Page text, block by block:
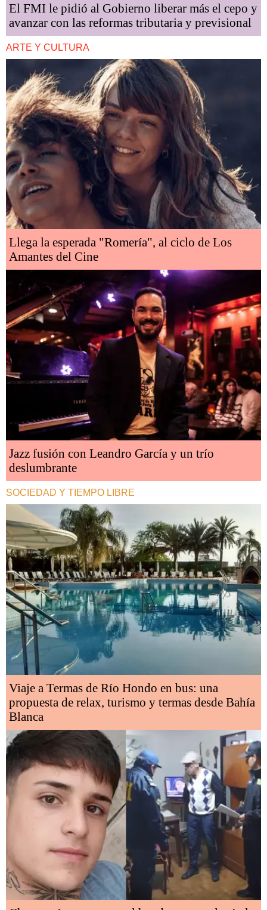
El FMI le pidió al Gobierno liberar más el cepo y
avanzar con las reformas tributaria y previsional
ARTE Y CULTURA
Llega la esperada "Romería", al ciclo de Los
Amantes del Cine
Jazz fusión con Leandro García y un trío
deslumbrante
SOCIEDAD Y TIEMPO LIBRE
Viaje a Termas de Río Hondo en bus: una
propuesta de relax, turismo y termas desde Bahía
Blanca